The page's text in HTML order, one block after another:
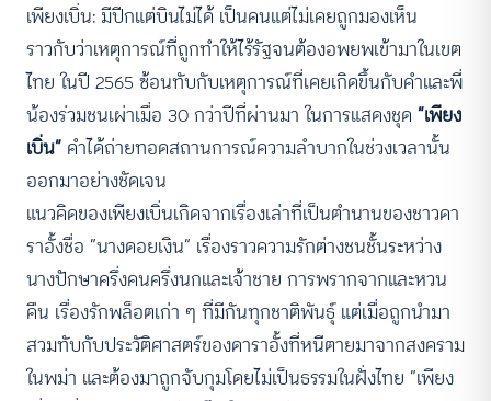
เพียงเบิ่น: มีปีกแต่บินไม่ได้ เป็นคนแต่ไม่เคยถูกมองเห็น
ราวกับว่าเหตุการณ์ที่ถูกทำให้ไร้รัฐจนต้องอพยพเข้ามาในเขต
ไทย ในปี 2565 ซ้อนทับกับเหตุการณ์ที่เคยเกิดขึ้นกับคำและพี่
น้องร่วมชนเผ่าเมื่อ 30 กว่าปีที่ผ่านมา ในการแสดงชุด “เพียง
เบิ่น” คำได้ถ่ายทอดสถานการณ์ความลำบากในช่วงเวลานั้น
ออกมาอย่างชัดเจน
แนวคิดของเพียงเบิ่นเกิดจากเรื่องเล่าที่เป็นตำนานของชาวดา
ราอั้งชื่อ “นางดอยเงิน” เรื่องราวความรักต่างชนชั้นระหว่าง
นางปักษาครึ่งคนครึ่งนกและเจ้าชาย การพรากจากและหวน
คืน เรื่องรักพล็อตเก่า ๆ ที่มีกันทุกชาติพันธุ์ แต่เมื่อถูกนำมา
สวมทับกับประวัติศาสตร์ของดาราอั้งที่หนีตายมาจากสงคราม
ในพม่า และต้องมาถูกจับกุมโดยไม่เป็นธรรมในฝั่งไทย “เพียง